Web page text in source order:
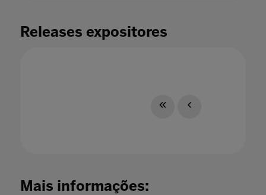
Releases expositores
Mais informações: